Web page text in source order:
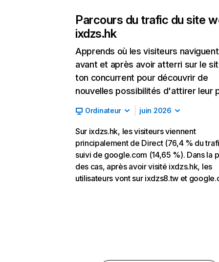
Parcours du trafic du site
ixdzs.hk
Apprends où les visiteurs naviguent
avant et après avoir atterri sur le
ton concurrent pour découvrir de
nouvelles possibilités d'attirer leur
Ordinateur juin 2026
Sur ixdzs.hk, les visiteurs viennent
principalement de Direct (76,4 % du
suivi de google.com (14,65 %). Dans la
des cas, après avoir visité ixdzs.hk, les
utilisateurs vont sur ixdzs8.tw et